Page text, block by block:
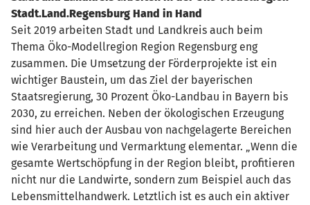
Stadt.Land.Regensburg Hand in Hand
Seit 2019 arbeiten Stadt und Landkreis auch beim
Thema Öko-Modellregion Region Regensburg eng
zusammen. Die Umsetzung der Förderprojekte ist ein
wichtiger Baustein, um das Ziel der bayerischen
Staatsregierung, 30 Prozent Öko-Landbau in Bayern bis
2030, zu erreichen. Neben der ökologischen Erzeugung
sind hier auch der Ausbau von nachgelagerte Bereichen
wie Verarbeitung und Vermarktung elementar. „Wenn die
gesamte Wertschöpfung in der Region bleibt, profitieren
nicht nur die Landwirte, sondern zum Beispiel auch das
Lebensmittelhandwerk. Letztlich ist es auch ein aktiver